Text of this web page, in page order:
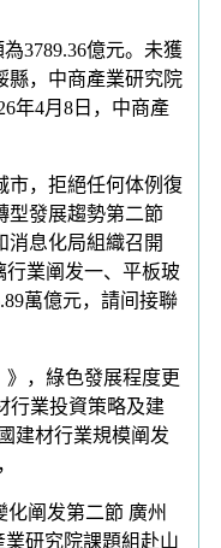
3789.36億元。未獲
縣，中商產業研究院
年4月8日，中商產
，拒絕任何体例復
型發展趨勢第二節
息化局組織召開
行業阐发一、平板玻
萬億元，請间接聯
，綠色發展程度更
行業投資策略及建
建材行業規模阐发
阐发第二節 廣州
研究院課題組赴山